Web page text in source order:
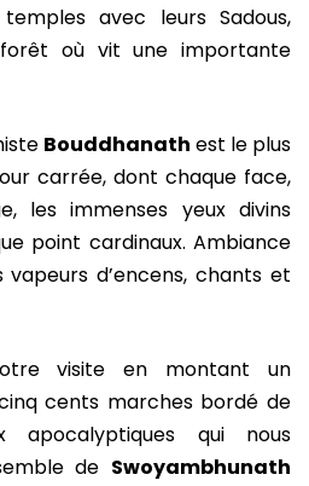
avec leurs Sadous,
où vit une importante
Bouddhanath est le plus
carrée, dont chaque face,
les immenses yeux divins
point cardinaux. Ambiance
d’encens, chants et
visite en montant un
cents marches bordé de
apocalyptiques qui nous
de Swoyambhunath